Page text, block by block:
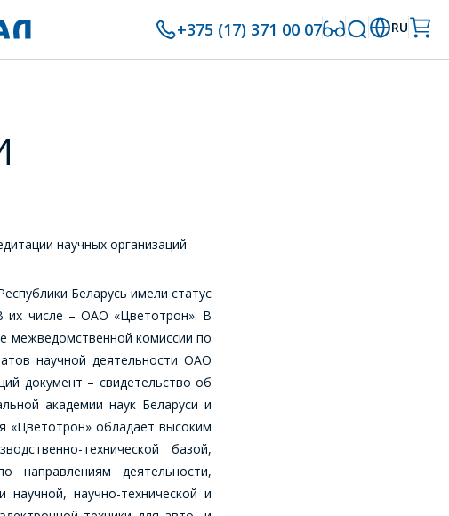
+375 (17) 371 00 07 RU
научных организаций
Беларусь имели статус
их числе – ОАО «Цветотрон». В
межведомственной комиссии по
научной деятельности ОАО
документ – свидетельство об
академии наук Беларуси и
«Цветотрон» обладает высоким
технической базой,
направлениям деятельности,
научной, научно-технической и